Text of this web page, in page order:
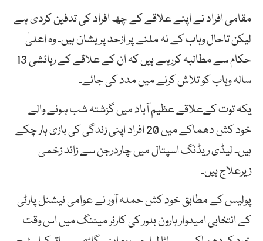
مقامی افراد نے اپنے علاقے کے چھ افراد کی تدفین کردی ہے
لیکن تاحال وہاب کے نہ ملنے پر ازحد پریشان ہیں۔ وہ اعلیٰ
حکام سے مطالبہ کررہے ہیں کہ ان کے علاقے کے رہائشی 13
سالہ وہاب کو تلاش کرنے میں مدد کی جائے۔
یکہ توت کےعلاقے عظیم آباد میں گزشتہ شب ہونے والے
خود کش دھماکے میں 20 افراد اپنی زندگی کی بازی ہار چکے
ہیں۔ لیڈی ریڈنگ اسپتال میں چاردرجن سے زائد زخمی
زیرعلاج ہیں۔
پولیس کے مطابق خود کش حملہ آور نے عوامی نیشنل پارٹی
کے انتخابی امیدوار ہارون بلور کی کارنر میٹنگ میں اس وقت